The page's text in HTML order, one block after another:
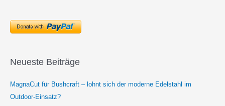
Neueste Beiträge
MagnaCut für Bushcraft – lohnt sich der moderne Edelstahl im
Outdoor-Einsatz?